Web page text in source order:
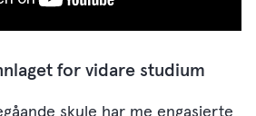
for vidare studium
skule har me engasjerte